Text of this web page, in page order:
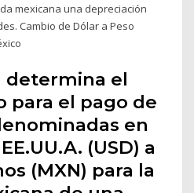
mexicana una depreciación
Cambio de Dólar a Peso
determina el
para el pago de
en
(USD) a
(MXN) para la